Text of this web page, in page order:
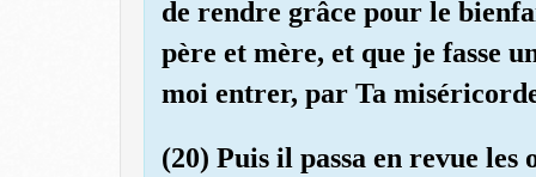
de rendre grâce pour le
père et mère, et que je fasse
moi entrer, par Ta
(20) Puis il passa en revue